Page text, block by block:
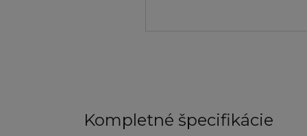
Kompletné špecifikácie